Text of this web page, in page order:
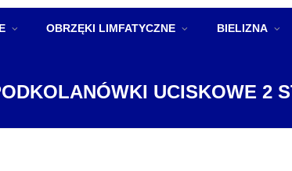
OBRZĘKI LIMFATYCZNE BIELIZNA
UCISKOWE 2